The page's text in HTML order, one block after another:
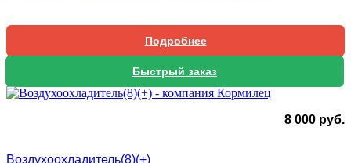
Подробнее
Быстрый заказ
8 000 руб.
Воздухоохладитель(8)(+)